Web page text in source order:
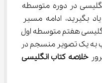
در دوره متوسطه
بگیرید، ادامه مسیر
مرور انگلیسی هفتم متوسطه اول
به یک تصویر منسجم در
خلاصه کتاب انگلیسی